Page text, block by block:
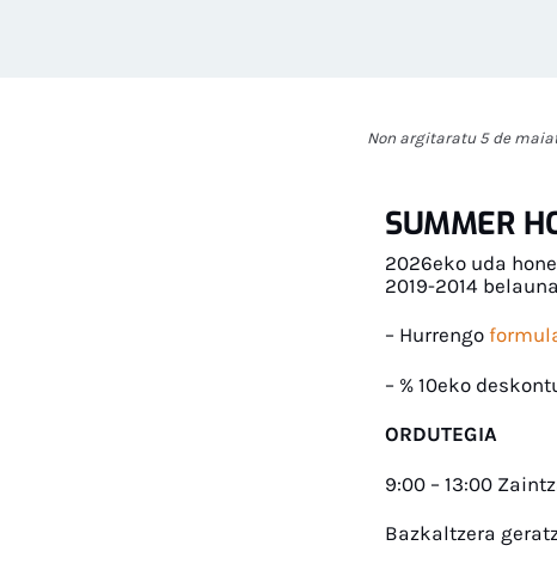
Non argitaratu 5 de
SUMMER
2026eko uda
2019-2014
– Hurrengo
– % 10eko
ORDUTEGIA
9:00 – 13:00
Bazkaltzera